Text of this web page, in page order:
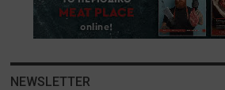
NEWSLETTER